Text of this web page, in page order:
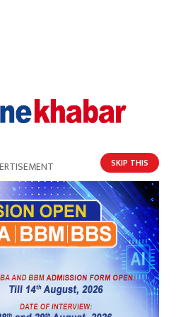
SKIP THIS
पदमार्गमा आजदेखि ५